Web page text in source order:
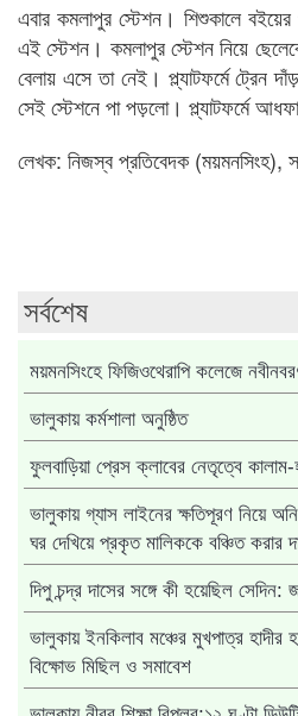
এবার কমলাপুর স্টেশন। শিশুকালে বইয়ের
এই স্টেশন। কমলাপুর স্টেশন নিয়ে
বেলায় এসে তা নেই। প্ল্যাটফর্মে ট্রেন
সেই স্টেশনে পা পড়লো। প্ল্যাটফর্মে
লেখক: নিজস্ব প্রতিবেদক (ময়মনসিংহ),
সর্বশেষ
ময়মনসিংহে ফিজিওথেরাপি কলেজে
ভালুকায় কর্মশালা অনুষ্ঠিত
ফুলবাড়িয়া প্রেস ক্লাবের নেতৃত্বে কালাম-
ভালুকায় গ্যাস লাইনের ক্ষতিপূরণ নিয়ে
ঘর দেখিয়ে প্রকৃত মালিককে বঞ্চিত করার
দিপু চন্দ্র দাসের সঙ্গে কী হয়েছিল
ভালুকায় ইনকিলাব মঞ্চের মুখপাত্র হাদীর
বিক্ষোভ মিছিল ও সমাবেশ